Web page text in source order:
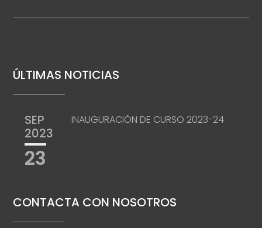
ÚLTIMAS NOTICIAS
SEP
2023
23
INAUGURACIÓN DE CURSO 2023-24
CONTACTA CON NOSOTROS